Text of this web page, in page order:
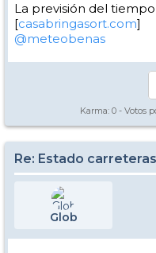
La previsión del
[casabringasort.com]
@meteobenas
Karma: 0 - Votos
Re: Estado
Glob